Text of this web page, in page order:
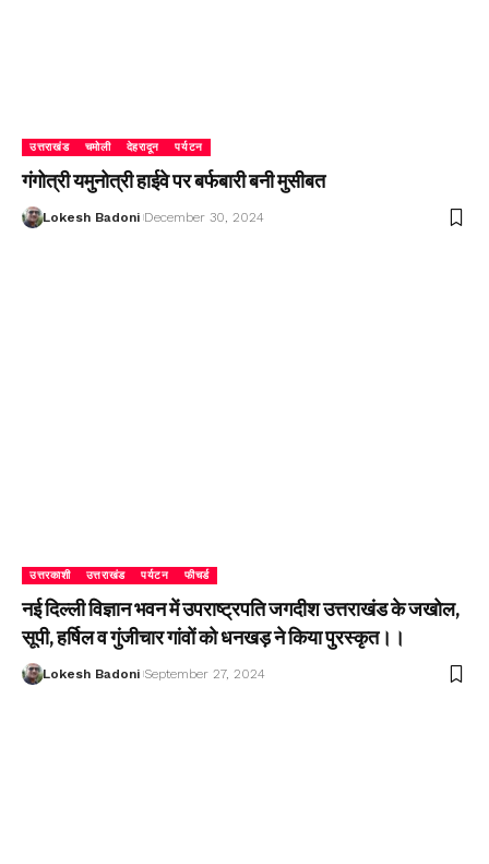
उत्तराखंड चमोली देहरादून पर्यटन
गंगोत्री यमुनोत्री हाईवे पर बर्फबारी बनी मुसीबत
Lokesh Badoni December 30, 2024
उत्तरकाशी उत्तराखंड पर्यटन फीचर्ड
नई दिल्ली विज्ञान भवन में उपराष्ट्रपति जगदीश उत्तराखंड के जखोल,
सूपी, हर्षिल व गुंजीचार गांवों को धनखड़ ने किया पुरस्कृत।।
Lokesh Badoni September 27, 2024